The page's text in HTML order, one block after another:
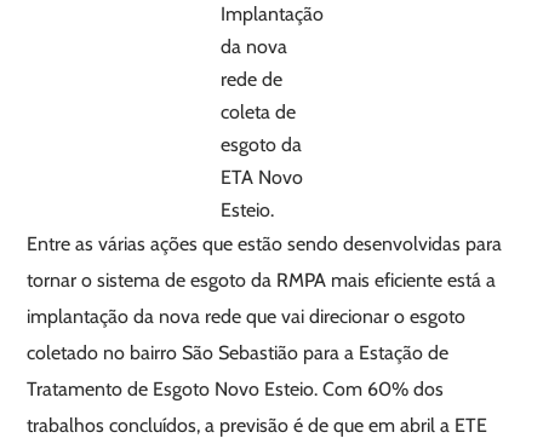
Implantação
da nova
rede de
coleta de
esgoto da
ETA Novo
Esteio.
Entre as várias ações que estão sendo desenvolvidas para
tornar o sistema de esgoto da RMPA mais eficiente está a
implantação da nova rede que vai direcionar o esgoto
coletado no bairro São Sebastião para a Estação de
Tratamento de Esgoto Novo Esteio. Com 60% dos
trabalhos concluídos, a previsão é de que em abril a ETE